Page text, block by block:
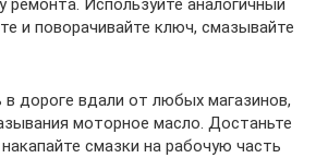
ремонта. Используйте аналогичный
и поворачивайте ключ, смазывайте
в дороге вдали от любых магазинов,
моторное масло. Достаньте
смазки на рабочую часть